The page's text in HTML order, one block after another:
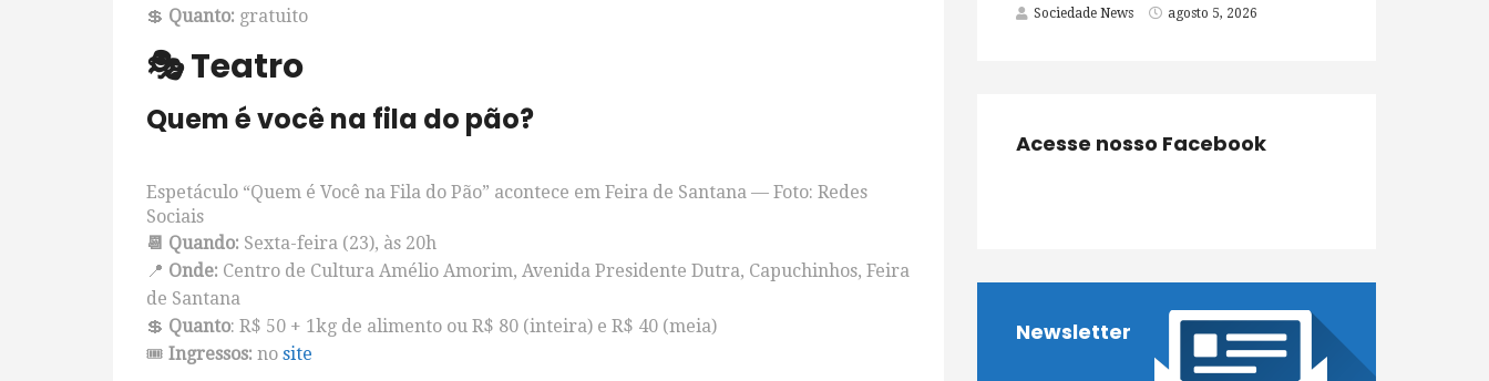
💲 Quanto: gratuito
🎭 Teatro
Quem é você na fila do pão?
Espetáculo “Quem é Você na Fila do Pão” acontece em Feira de Santana — Foto: Redes
Sociais
📆 Quando: Sexta-feira (23), às 20h
📍 Onde: Centro de Cultura Amélio Amorim, Avenida Presidente Dutra, Capuchinhos, Feira
de Santana
💲 Quanto: R$ 50 + 1kg de alimento ou R$ 80 (inteira) e R$ 40 (meia)
🎟️ Ingressos: no site
Sociedade News agosto 5, 2026
Acesse nosso Facebook
Newsletter